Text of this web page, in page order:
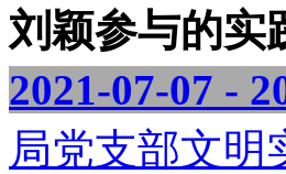
刘颖参与的实
2021-07-07 -
局党支部文明